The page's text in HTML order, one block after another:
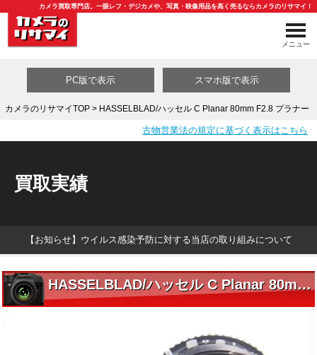
カメラ買取専門店。一眼レフ・デジカメや、写真・映像用品を高く売るならカメラのリサマイ！
メニュー
買取カテゴリ一覧
PC版で表示 スマホ版で表示
カメラのリサマイTOP> HASSELBLAD/ハッセル C Planar 80mm F2.8 プラナー
古物営業法の規定に基づく表示はこちら
買取実績
【お知らせ】ウイルス感染予防に対する当店の取り組みについて
HASSELBLAD/ハッセル C Planar 80mm F2.8 プラナー